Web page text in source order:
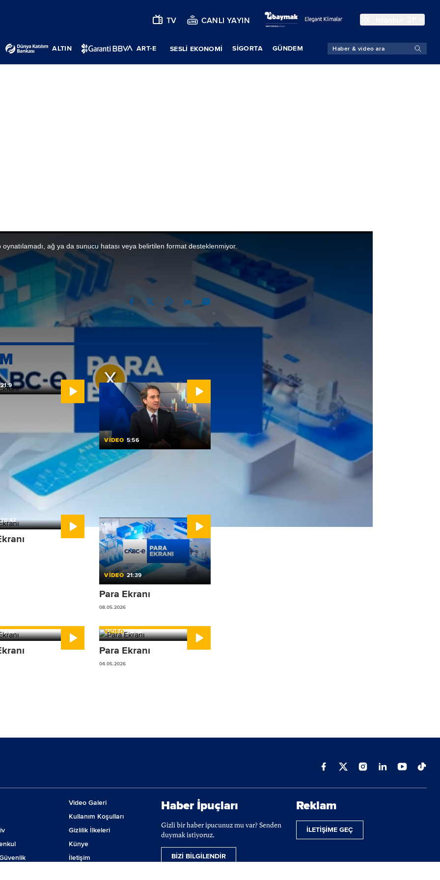
TV CANLI YAYIN
ALTIN ART-E SESLİ EKONOMİ SIGORTA GÜNDEM
Videoyu
Oynat
oynatılamadı, ağ ya da sunucu hatası veya belirtilen format desteklenmiyor.
2026 11:05
Çin İş Konseyi Başkanı Aydın Mıstaçoğlu
21:9
VİDEO 5:56
Yatırım stratejilerinde
risk yönetimi ve portföy
çeşitlendirmesi
20:42
VİDEO 21:39
Para Ekranı
08.05.2026
15:51 VİDEO 24:19
Para Ekranı
04.05.2026
Video Galeri
Kullanım Koşulları
Gizlilik İlkeleri
Künye
İletişim
Haber İpuçları
Gizli bir haber ipucunuz mu var? Senden
duymak istiyoruz.
BİZİ BİLGİLENDİR
Reklam
İLETİŞİME GEÇ